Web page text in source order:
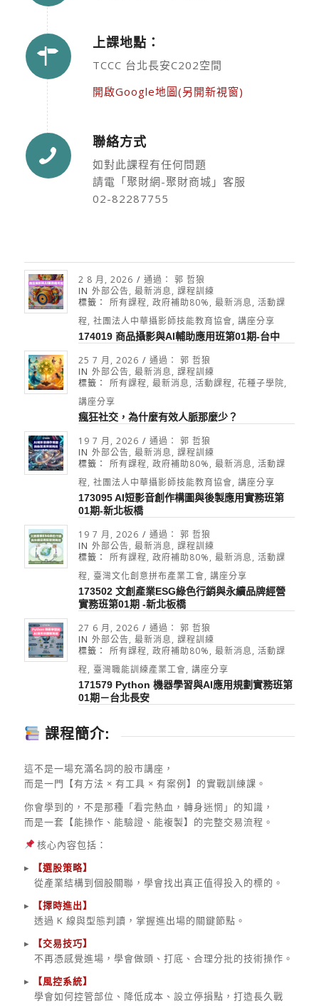
上課地點：
TCCC 台北長安C202空間
開啟Google地圖(另開新視窗)
聯絡方式
如對此課程有任何問題
請電「聚財網-聚財商城」客服
02-82287755
2 8 月, 2026 / 通過： 郭 哲狼
IN 外部公告, 最新消息, 課程訓練
標籤：
所有課程, 政府補助80%, 最新消息, 活動課
程, 社團法人中華攝影師技能教育協會, 講座分享
174019 商品攝影與AI輔助應用班第01期-台中
25 7 月, 2026 / 通過： 郭 哲狼
IN 外部公告, 最新消息, 課程訓練
標籤：
所有課程, 最新消息, 活動課程, 花種子學院,
講座分享
瘋狂社交，為什麼有效人脈那麼少？
19 7 月, 2026 / 通過： 郭 哲狼
IN 外部公告, 最新消息, 課程訓練
標籤：
所有課程, 政府補助80%, 最新消息, 活動課
程, 社團法人中華攝影師技能教育協會, 講座分享
173095 AI短影音創作構圖與後製應用實務班第
01期-新北板橋
19 7 月, 2026 / 通過： 郭 哲狼
IN 外部公告, 最新消息, 課程訓練
標籤：
所有課程, 政府補助80%, 最新消息, 活動課
程, 臺灣文化創意拼布產業工會, 講座分享
173502 文創產業ESG綠色行銷與永續品牌經營
實務班第01期 -新北板橋
27 6 月, 2026 / 通過： 郭 哲狼
IN 外部公告, 最新消息, 課程訓練
標籤：
所有課程, 政府補助80%, 最新消息, 活動課
程, 臺灣職能訓練產業工會, 講座分享
171579 Python 機器學習與AI應用規劃實務班第
01期－台北長安
課程簡介:
這不是一場充滿名詞的股市講座，
而是一門【有方法 × 有工具 × 有案例】的實戰訓練課。
你會學到的，不是那種「看完熱血，轉身迷惘」的知識，
而是一套【能操作、能驗證、能複製】的完整交易流程。
核心內容包括：
▸
【選股策略】
從產業結構到個股關聯，學會找出真正值得投入的標的。
▸
【擇時進出】
透過 K 線與型態判讀，掌握進出場的關鍵節點。
▸
【交易技巧】
不再憑感覺進場，學會做頭、打底、合理分批的技術操作。
▸
【風控系統】
學會如何控管部位、降低成本、設立停損點，打造長久戰